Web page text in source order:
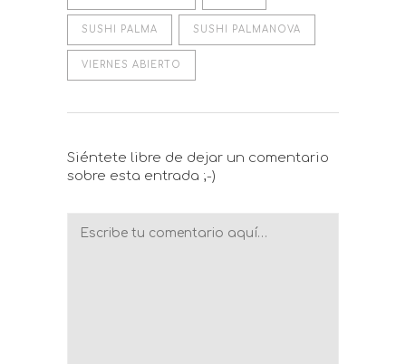
SUSHI PALMA SUSHI PALMANOVA
VIERNES ABIERTO
Siéntete libre de dejar un comentario
sobre esta entrada ;-)